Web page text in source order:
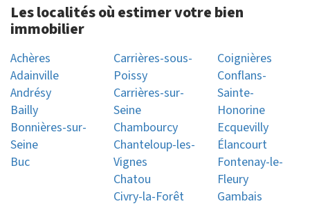
Les localités où estimer votre bien
immobilier
Achères
Adainville
Andrésy
Bailly
Bonnières-sur-
Seine
Buc
Carrières-sous-
Poissy
Carrières-sur-
Seine
Chambourcy
Chanteloup-les-
Vignes
Chatou
Civry-la-Forêt
Coignières
Conflans-
Sainte-
Honorine
Ecquevilly
Élancourt
Fontenay-le-
Fleury
Gambais